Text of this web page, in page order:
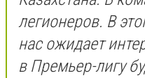
легионеров. В
нас ожидает
в Премьер-лигу